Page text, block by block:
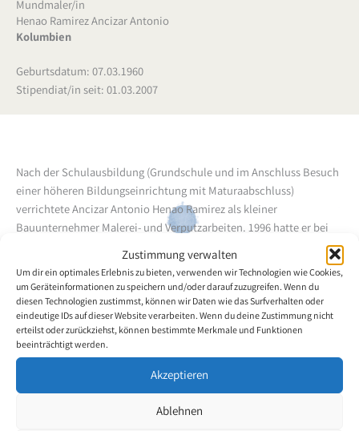
Zustimmung verwalten
Um dir ein optimales Erlebnis zu bieten, verwenden wir Technologien wie Cookies,
um Geräteinformationen zu speichern und/oder darauf zuzugreifen. Wenn du
diesen Technologien zustimmst, können wir Daten wie das Surfverhalten oder
eindeutige IDs auf dieser Website verarbeiten. Wenn du deine Zustimmung nicht
erteilst oder zurückziehst, können bestimmte Merkmale und Funktionen
beeinträchtigt werden.
Akzeptieren
Ablehnen
Mundmaler/in
Henao Ramirez Ancizar Antonio
Kolumbien
Geburtsdatum: 07.03.1960
Stipendiat/in seit: 01.03.2007
Nach der Schulausbildung (Grundschule und im Anschluss Besuch
einer höheren Bildungseinrichtung mit Maturaabschluss)
verrichtete Ancizar Antonio Henao Ramirez als kleiner
Bauunternehmer Malerei- und Verputzarbeiten. 1996 hatte er bei
seiner Arbeit einen Unfall, der seinen jetzigen Zustand verursachte
(er berührte eine Hochspannungsleitung). Der gravierende
Zwischenfall hatte eine Amputation des linken Armes und des
rechten Oberschenkels zur Folge. Die rechte Hand und die Finger
haben keine Greiffunktion mehr.Im Rahmen von der Gemeinde
organisierte Kunsthandwerkskurse für Behinderte begann er unter
Anleitung von Maria Eugenia Reyes Manchola (Stipendiatin der
VDMFK) mit dem Mund zu malen. Er fand sofort grossen Gefallen
daran und macht stetig künstlerische Fortschritte.